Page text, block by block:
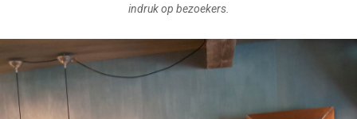
indruk op bezoekers.